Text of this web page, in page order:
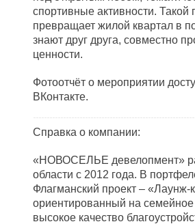
спортивные активности.
превращает жилой квартал в
знают друг друга, совместно
ценности.
Фотоотчёт о мероприятии
ВКонтакте.
Справка о компании:
«НОВОСЕЛЬЕ девелопмент»
области с 2012 года. В
Флагманский проект –
ориентированный на
высокое качество